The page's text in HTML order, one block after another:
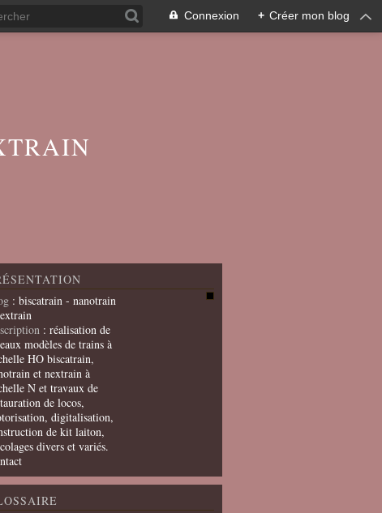
Connexion + Créer mon blog
: biscatrain - nanotrain
: réalisation de
modèles de trains à
HO biscatrain,
et nextrain à
N et travaux de
de locos,
digitalisation,
de kit laiton,
divers et variés.